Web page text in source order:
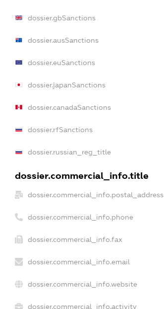
dossier.gbSanctions
dossier.ausSanctions
dossier.euSanctions
dossier.japanSanctions
dossier.canadaSanctions
dossier.rfSanctions
dossier.russian_reg_title
dossier.commercial_info.title
dossier.commercial_info.postal_address
dossier.commercial_info.phone
dossier.commercial_info.fax
dossier.commercial_info.email
dossier.commercial_info.website
dossier.commercial_info.activity